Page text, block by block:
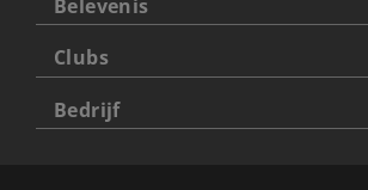
Belevenis
Clubs
Bedrijf